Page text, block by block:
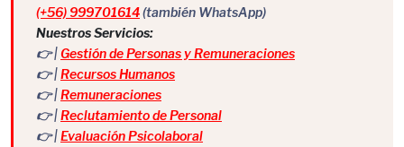
(+56) 999701614(también WhatsApp)
Nuestros Servicios:
👉 |Gestión de Personas y Remuneraciones
👉 |Recursos Humanos
👉 |Remuneraciones
👉 |Reclutamiento de Personal
👉 |Evaluación Psicolaboral